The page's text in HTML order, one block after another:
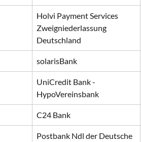
Holvi Payment Services
Zweigniederlassung
Deutschland
solarisBank
UniCredit Bank -
HypoVereinsbank
C24 Bank
Postbank Ndl der Deutsche